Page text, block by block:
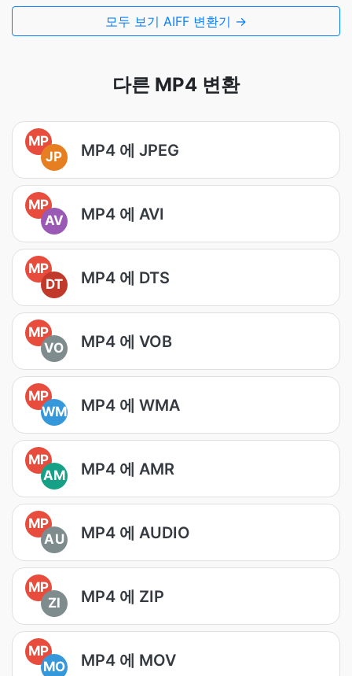
모두 보기 AIFF 변환기 →
다른 MP4 변환
MP
JP
MP4 에 JPEG
MP
AV
MP4 에 AVI
MP
DT
MP4 에 DTS
MP
VO
MP4 에 VOB
MP
WM
MP4 에 WMA
MP
AM
MP4 에 AMR
MP
AU
MP4 에 AUDIO
MP
ZI
MP4 에 ZIP
MP
MO
MP4 에 MOV